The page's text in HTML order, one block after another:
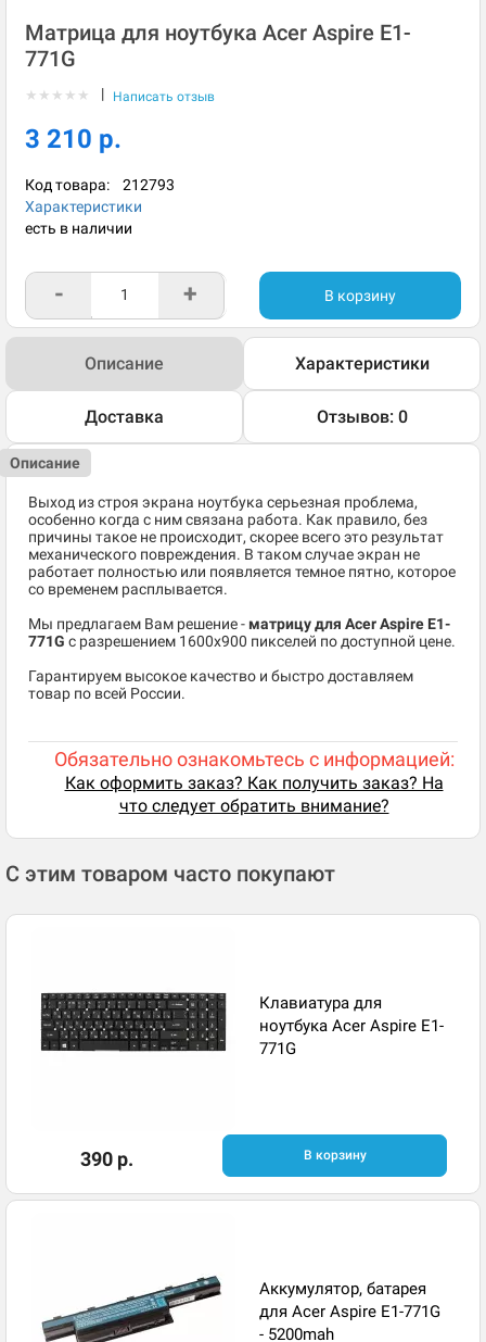
Матрица для ноутбука Acer Aspire E1-
771G
★ ★ ★ ★ ★ | Написать отзыв
3 210 р.
Код товара: 212793
Характеристики
есть в наличии
- + В корзину
Описание Характеристики
Доставка Отзывов: 0
Описание
Выход из строя экрана ноутбука серьезная проблема,
особенно когда с ним связана работа. Как правило, без
причины такое не происходит, скорее всего это результат
механического повреждения. В таком случае экран не
работает полностью или появляется темное пятно, которое
со временем расплывается.
Мы предлагаем Вам решение - матрицу для Acer Aspire E1-
771G c разрешением 1600x900 пикселей по доступной цене.
Гарантируем высокое качество и быстро доставляем
товар по всей России.
Обязательно ознакомьтесь с информацией:
Как оформить заказ? Как получить заказ? На
что следует обратить внимание?
С этим товаром часто покупают
Клавиатура для
ноутбука Acer Aspire E1-
771G
390 р. В корзину
Аккумулятор, батарея
для Acer Aspire E1-771G
- 5200mah